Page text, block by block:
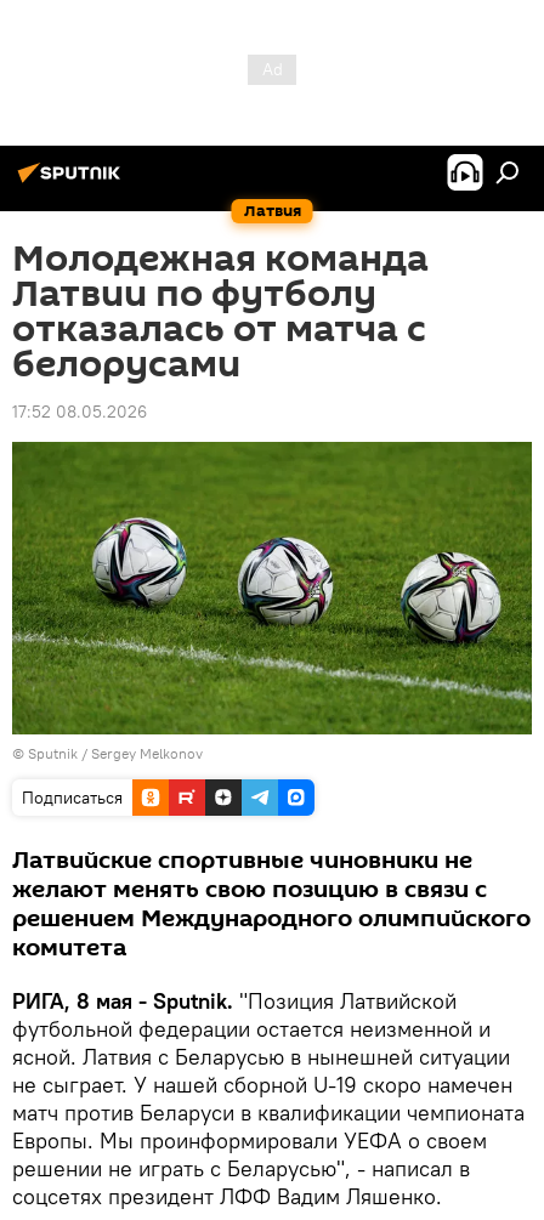
Латвия
Молодежная команда
Латвии по футболу
отказалась от матча с
белорусами
17:52 08.05.2026
© Sputnik / Sergey Melkonov
Подписаться
Латвийские спортивные чиновники не
желают менять свою позицию в связи с
решением Международного олимпийского
комитета
РИГА, 8 мая - Sputnik. "Позиция Латвийской
футбольной федерации остается неизменной и
ясной. Латвия с Беларусью в нынешней ситуации
не сыграет. У нашей сборной U-19 скоро намечен
матч против Беларуси в квалификации чемпионата
Европы. Мы проинформировали УЕФА о своем
решении не играть с Беларусью", - написал в
соцсетях президент ЛФФ Вадим Ляшенко.